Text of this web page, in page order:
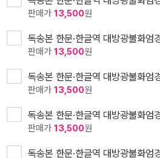
판매가 13,500원
독송본 한문·한글역 대방광불화엄
판매가 13,500원
독송본 한문·한글역 대방광불화엄
판매가 13,500원
독송본 한문·한글역 대방광불화
판매가 13,500원
독송본 한문·한글역 대방광불화